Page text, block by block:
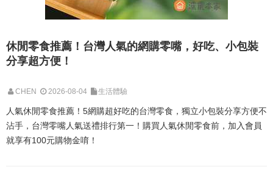
休閒零食推薦！台灣人氣的網購零嘴，好吃、小包裝
分享超方便！
CHEN 2026-08-04 生活體驗
人氣休閒零食推薦！5網購超好吃的台灣零食，獨立小包裝分享方便不
沾手，台灣零嘴人氣送禮排行第一！購買人氣休閒零食前，加入會員
就享有100元購物金唷！